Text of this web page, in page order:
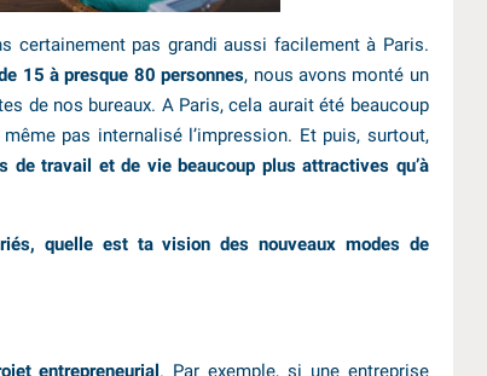
certainement pas grandi aussi facilement à Paris.
15 à presque 80 personnes, nous avons monté un
de nos bureaux. A Paris, cela aurait été beaucoup
pas internalisé l’impression. Et puis, surtout,
travail et de vie beaucoup plus attractives qu’à
quelle est ta vision des nouveaux modes de
entrepreneurial. Par exemple, si une entreprise